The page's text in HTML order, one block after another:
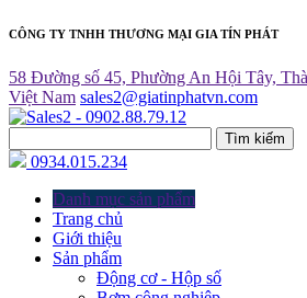
CÔNG TY TNHH THƯƠNG MẠI GIA TÍN PHÁT
58 Đường số 45, Phường An Hội Tây,
Việt Nam sales2@giatinphatvn.com
Tìm kiếm
0934.015.234
Danh mục sản phẩm
Trang chủ
Giới thiệu
Sản phẩm
Động cơ - Hộp số